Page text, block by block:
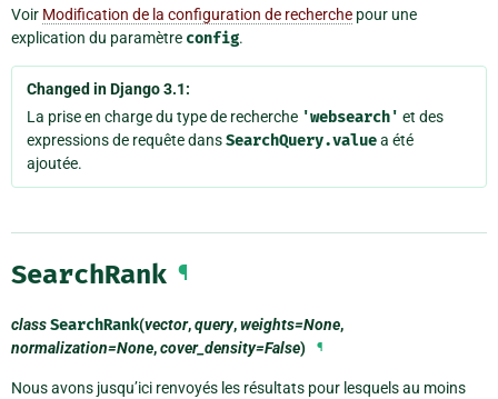
Voir Modification de la configuration de recherche pour une
explication du paramètre config.
Changed in Django 3.1:
La prise en charge du type de recherche 'websearch' et des
expressions de requête dansSearchQuery.valuea été
ajoutée.
SearchRank ¶
classSearchRank(vector,query,weights=None,
normalization=None,cover_density=False) ¶
Nous avons jusqu’ici renvoyés les résultats pour lesquels au moins